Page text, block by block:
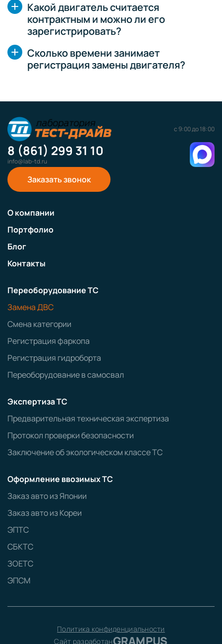
Какой двигатель считается
контрактным и можно ли его
зарегистрировать?
Сколько времени занимает
регистрация замены двигателя?
с 9:00 до 18:00
8 (861) 299 31 10
info@lab-td.ru
Заказать звонок
О компании
Портфолио
Блог
Контакты
Переоборудование ТС
Замена ДВС
Смена категории
Регистрация фаркопа
Регистрация гидроборта
Переоборудование в самосвал
Экспертиза ТС
Предварительная техническая экспертиза
Протокол проверки безопасности
Заключение об экологическом классе ТС
Оформление ввозимых ТС
Заказ авто из Японии
Заказ авто из Кореи
ЭПТС
СБКТС
ЗОЕТС
ЭПСМ
Политика конфиденциальности
Сайт разработан